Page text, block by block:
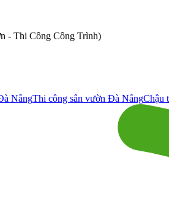
- Thi Công Công Trình)
NẵngThi công sân vườn Đà NẵngChậu